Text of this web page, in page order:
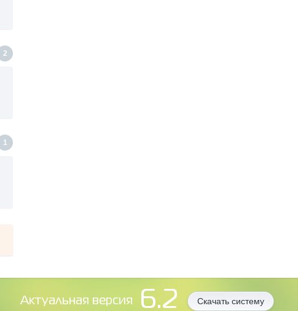
2
1
Aктуальная версия 6.2 Скачать систему